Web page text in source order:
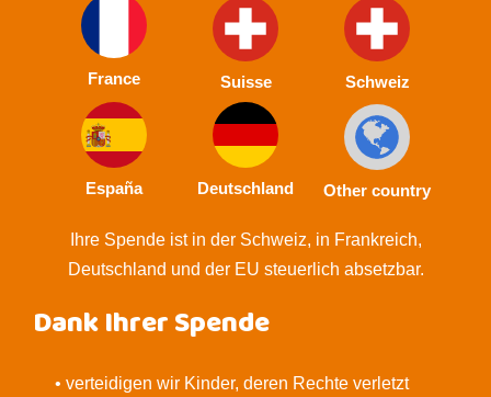
France Suisse Schweiz
España Deutschland Other country
Ihre Spende ist in der Schweiz, in Frankreich,
Deutschland und der EU steuerlich absetzbar.
Dank Ihrer Spende
• verteidigen wir Kinder, deren Rechte verletzt